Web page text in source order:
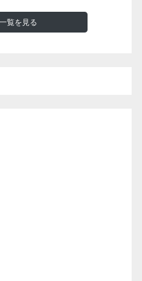
覧を見る